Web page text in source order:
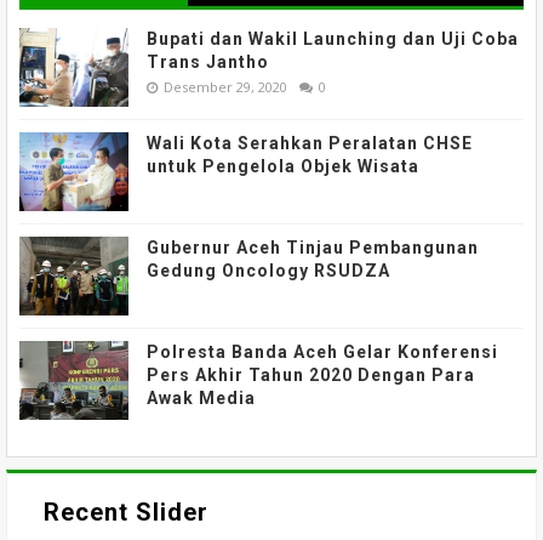
Bupati dan Wakil Launching dan Uji Coba
Trans Jantho
Desember 29, 2020 0
Wali Kota Serahkan Peralatan CHSE
untuk Pengelola Objek Wisata
Gubernur Aceh Tinjau Pembangunan
Gedung Oncology RSUDZA
Polresta Banda Aceh Gelar Konferensi
Pers Akhir Tahun 2020 Dengan Para
Awak Media
Recent Slider